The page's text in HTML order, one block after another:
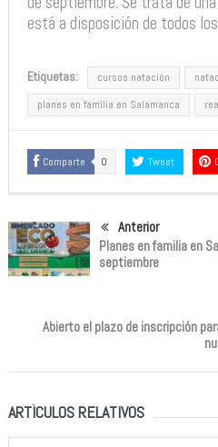
está a disposición de todos
Etiquetas: cursos natación
planes en familia en Salamanca
Comparte 0 Tweet
Anterior
Planes en familia en
septiembre
Abierto el plazo de inscripción
ARTÍCULOS RELATIVOS